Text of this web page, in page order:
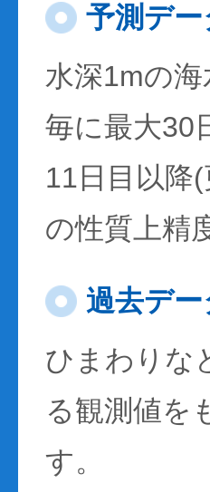
予測デー
水深1mの
毎に最大30
11日目以降
の性質上精
過去デー
ひまわりな
る観測値を
す。